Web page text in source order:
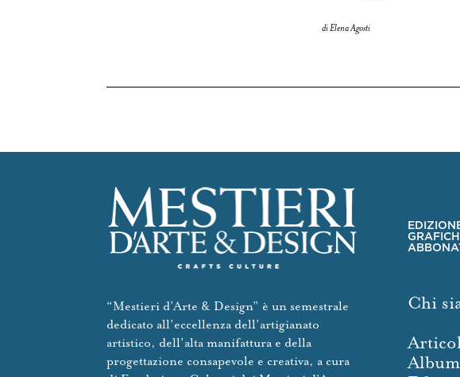
di Elena Agosti
“Mestieri d’Arte & Design” è un semestrale
dedicato all’eccellenza dell’artigianato
artistico, dell’alta manifattura e della
progettazione consapevole e creativa, a cura
Chi
Album